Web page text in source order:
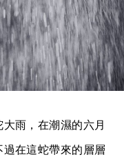
雨，在潮濕的六月
在這蛇帶來的層層